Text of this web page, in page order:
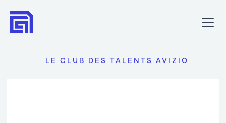
LE CLUB DES TALENTS AVIZIO